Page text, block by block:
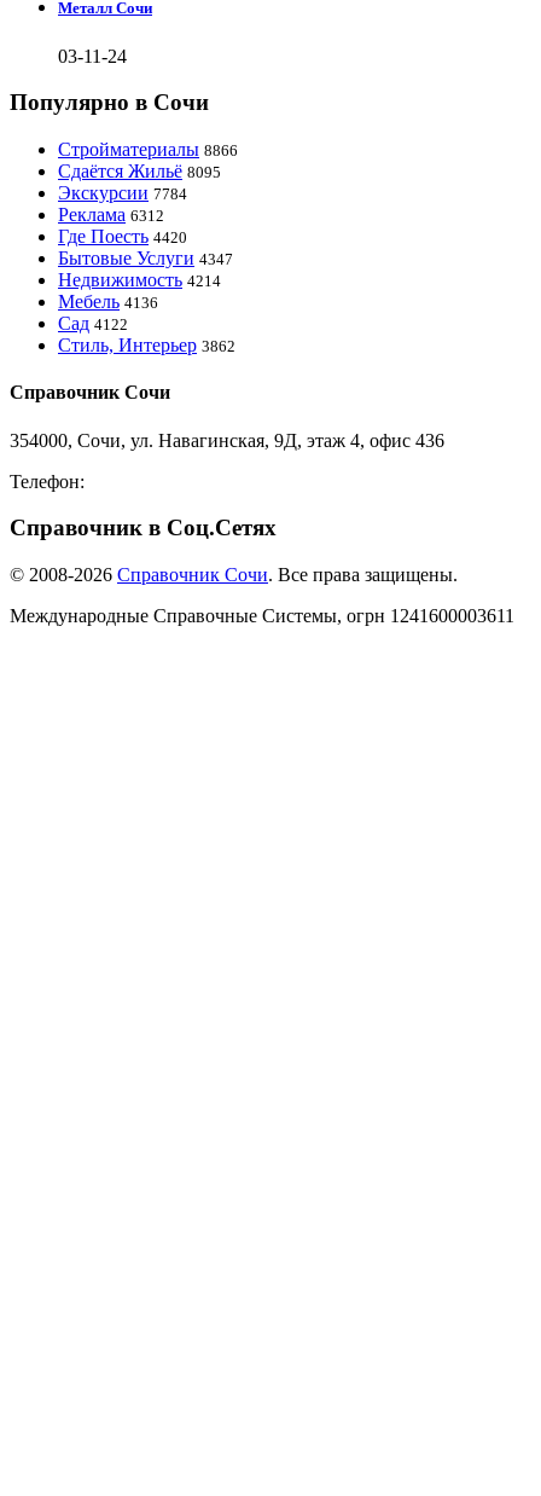
Металл Сочи
03-11-24
Популярно в Сочи
Стройматериалы 8866
Сдаётся Жильё 8095
Экскурсии 7784
Реклама 6312
Где Поесть 4420
Бытовые Услуги 4347
Недвижимость 4214
Мебель 4136
Сад 4122
Стиль, Интерьер 3862
Справочник Сочи
354000, Сочи, ул. Навагинская, 9Д, этаж 4, офис 436
Телефон:
Справочник в Соц.Сетях
© 2008-2026 Справочник Сочи. Все права защищены.
Международные Справочные Системы, огрн 1241600003611